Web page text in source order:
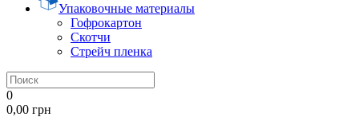
Упаковочные материалы
Гофрокартон
Скотчи
Стрейч пленка
0
0,00 грн